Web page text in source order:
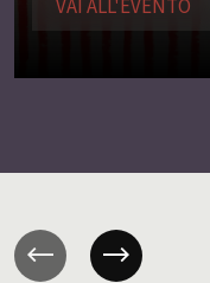
VAI ALL'EVENTO
PreviousNext